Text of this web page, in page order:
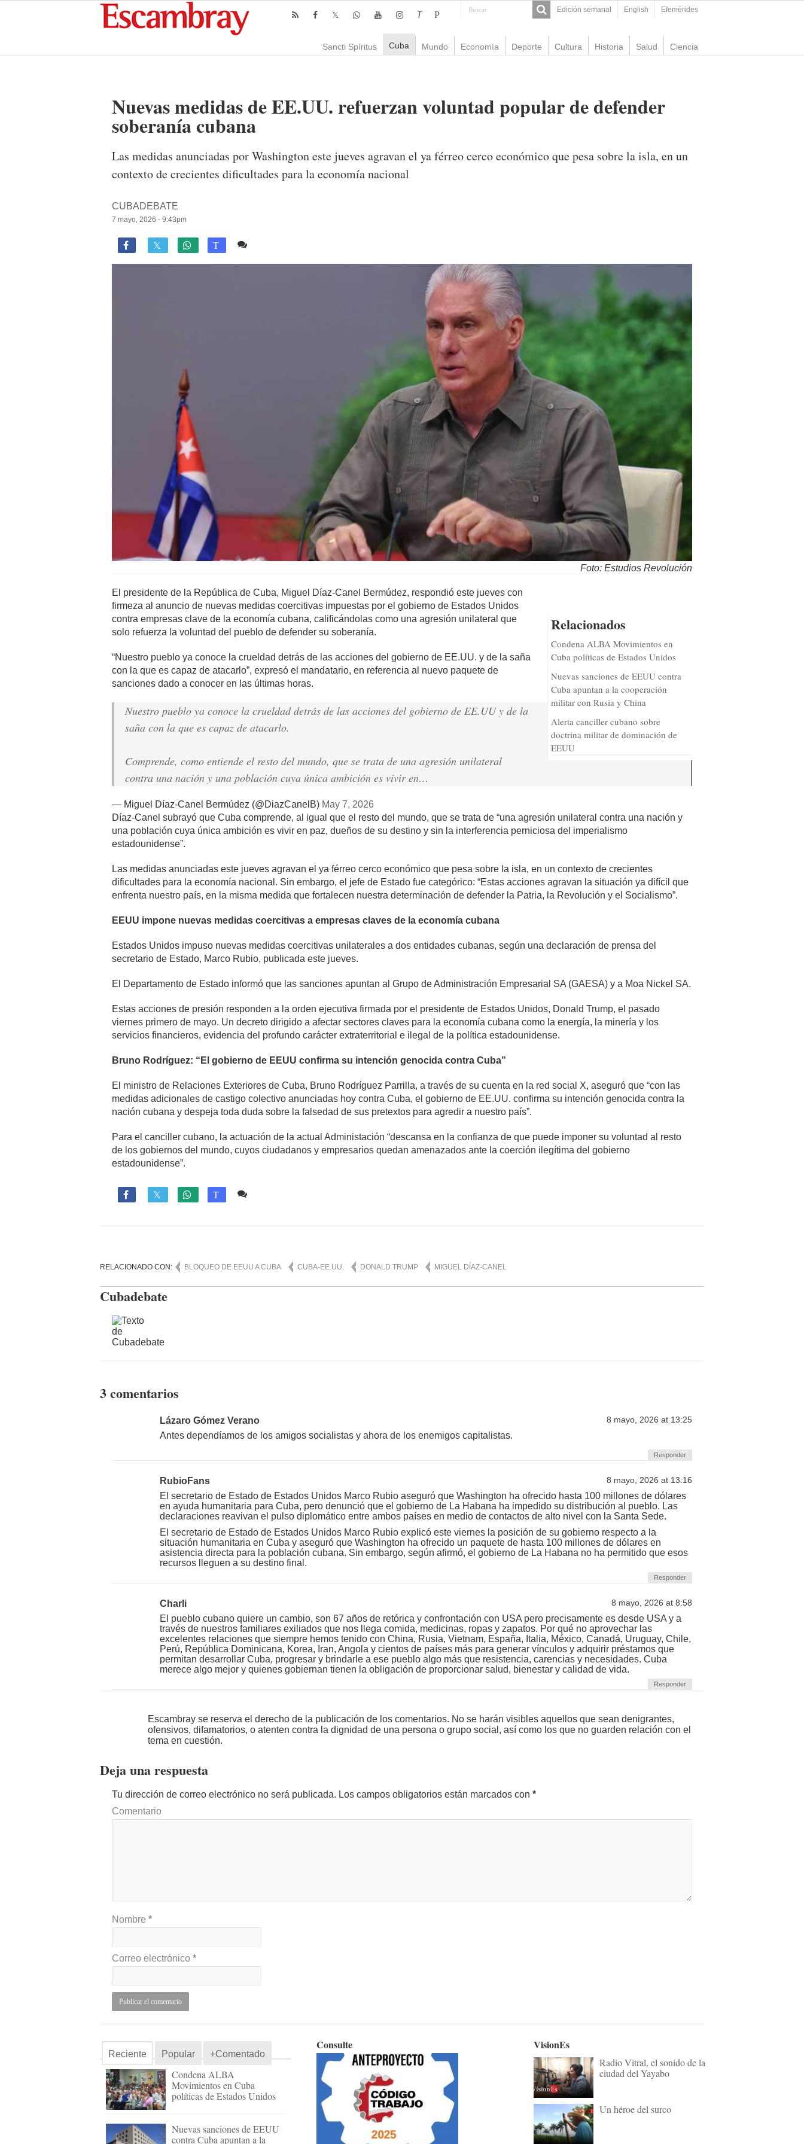
Edición semanal English Efemérides
T P
Sancti Spíritus Cuba Mundo Economía Deporte Cultura Historia Salud Ciencia
Nuevas medidas de EE.UU. refuerzan voluntad popular de defender
soberanía cubana
Las medidas anunciadas por Washington este jueves agravan el ya férreo cerco económico que pesa sobre la isla, en un
contexto de crecientes dificultades para la economía nacional
CUBADEBATE
7 mayo, 2026 - 9:43pm
 T
Foto: Estudios Revolución
Relacionados
Condena ALBA Movimientos en
Cuba políticas de Estados Unidos
Nuevas sanciones de EEUU contra
Cuba apuntan a la cooperación
militar con Rusia y China
Alerta canciller cubano sobre
doctrina militar de dominación de
EEUU
El presidente de la República de Cuba, Miguel Díaz-Canel Bermúdez, respondió este jueves con
firmeza al anuncio de nuevas medidas coercitivas impuestas por el gobierno de Estados Unidos
contra empresas clave de la economía cubana, calificándolas como una agresión unilateral que
solo refuerza la voluntad del pueblo de defender su soberanía.
“Nuestro pueblo ya conoce la crueldad detrás de las acciones del gobierno de EE.UU. y de la saña
con la que es capaz de atacarlo”, expresó el mandatario, en referencia al nuevo paquete de
sanciones dado a conocer en las últimas horas.
Nuestro pueblo ya conoce la crueldad detrás de las acciones del gobierno de EE.UU y de la
saña con la que es capaz de atacarlo.
Comprende, como entiende el resto del mundo, que se trata de una agresión unilateral
contra una nación y una población cuya única ambición es vivir en…
— Miguel Díaz-Canel Bermúdez (@DiazCanelB) May 7, 2026
Díaz-Canel subrayó que Cuba comprende, al igual que el resto del mundo, que se trata de “una agresión unilateral contra una nación y
una población cuya única ambición es vivir en paz, dueños de su destino y sin la interferencia perniciosa del imperialismo
estadounidense”.
Las medidas anunciadas este jueves agravan el ya férreo cerco económico que pesa sobre la isla, en un contexto de crecientes
dificultades para la economía nacional. Sin embargo, el jefe de Estado fue categórico: “Estas acciones agravan la situación ya difícil que
enfrenta nuestro país, en la misma medida que fortalecen nuestra determinación de defender la Patria, la Revolución y el Socialismo”.
EEUU impone nuevas medidas coercitivas a empresas claves de la economía cubana
Estados Unidos impuso nuevas medidas coercitivas unilaterales a dos entidades cubanas, según una declaración de prensa del
secretario de Estado, Marco Rubio, publicada este jueves.
El Departamento de Estado informó que las sanciones apuntan al Grupo de Administración Empresarial SA (GAESA) y a Moa Nickel SA.
Estas acciones de presión responden a la orden ejecutiva firmada por el presidente de Estados Unidos, Donald Trump, el pasado
viernes primero de mayo. Un decreto dirigido a afectar sectores claves para la economía cubana como la energía, la minería y los
servicios financieros, evidencia del profundo carácter extraterritorial e ilegal de la política estadounidense.
Bruno Rodríguez: “El gobierno de EEUU confirma su intención genocida contra Cuba”
El ministro de Relaciones Exteriores de Cuba, Bruno Rodríguez Parrilla, a través de su cuenta en la red social X, aseguró que “con las
medidas adicionales de castigo colectivo anunciadas hoy contra Cuba, el gobierno de EE.UU. confirma su intención genocida contra la
nación cubana y despeja toda duda sobre la falsedad de sus pretextos para agredir a nuestro país”.
Para el canciller cubano, la actuación de la actual Administación “descansa en la confianza de que puede imponer su voluntad al resto
de los gobiernos del mundo, cuyos ciudadanos y empresarios quedan amenazados ante la coerción ilegítima del gobierno
estadounidense”.
 T
RELACIONADO CON: BLOQUEO DE EEUU A CUBA CUBA-EE.UU. DONALD TRUMP MIGUEL DÍAZ-CANEL
Cubadebate
3 comentarios
Lázaro Gómez Verano 8 mayo, 2026 at 13:25
Antes dependíamos de los amigos socialistas y ahora de los enemigos capitalistas.
Responder
RubioFans 8 mayo, 2026 at 13:16
El secretario de Estado de Estados Unidos Marco Rubio aseguró que Washington ha ofrecido hasta 100 millones de dólares
en ayuda humanitaria para Cuba, pero denunció que el gobierno de La Habana ha impedido su distribución al pueblo. Las
declaraciones reavivan el pulso diplomático entre ambos países en medio de contactos de alto nivel con la Santa Sede.
El secretario de Estado de Estados Unidos Marco Rubio explicó este viernes la posición de su gobierno respecto a la
situación humanitaria en Cuba y aseguró que Washington ha ofrecido un paquete de hasta 100 millones de dólares en
asistencia directa para la población cubana. Sin embargo, según afirmó, el gobierno de La Habana no ha permitido que esos
recursos lleguen a su destino final.
Responder
Charli 8 mayo, 2026 at 8:58
El pueblo cubano quiere un cambio, son 67 años de retórica y confrontación con USA pero precisamente es desde USA y a
través de nuestros familiares exiliados que nos llega comida, medicinas, ropas y zapatos. Por qué no aprovechar las
excelentes relaciones que siempre hemos tenido con China, Rusia, Vietnam, España, Italia, México, Canadá, Uruguay, Chile,
Perú, República Dominicana, Korea, Iran, Angola y cientos de países más para generar vínculos y adquirir préstamos que
permitan desarrollar Cuba, progresar y brindarle a ese pueblo algo más que resistencia, carencias y necesidades. Cuba
merece algo mejor y quienes gobiernan tienen la obligación de proporcionar salud, bienestar y calidad de vida.
Responder
Escambray se reserva el derecho de la publicación de los comentarios. No se harán visibles aquellos que sean denigrantes,
ofensivos, difamatorios, o atenten contra la dignidad de una persona o grupo social, así como los que no guarden relación con el
tema en cuestión.
Deja una respuesta
Tu dirección de correo electrónico no será publicada. Los campos obligatorios están marcados con *
Comentario
Nombre *
Correo electrónico *
Reciente Popular +Comentado
Condena ALBA
Movimientos en Cuba
políticas de Estados Unidos
Nuevas sanciones de EEUU
contra Cuba apuntan a la
Consulte VisionEs
Radio Vitral, el sonido de la
ciudad del Yayabo
Un héroe del surco